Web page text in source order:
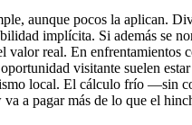
aunque pocos la aplican.
implícita. Si además se
valor real. En enfrentamientos
visitante suelen
local. El cálculo frío —sin
a pagar más de lo que el